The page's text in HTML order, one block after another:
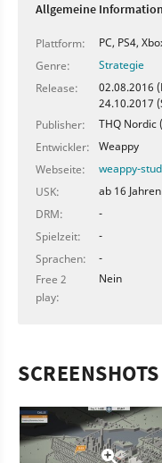
Allgemeine
Plattform:
PC, PS4,
Genre:
Strategie
Release:
02.08.2016
24.10.2017
Publisher:
THQ Nordic
Entwickler:
Weappy
Webseite:
weappy-
USK:
ab 16 Jahren
DRM:
-
Spielzeit:
-
Sprachen:
-
Free 2
play:
Nein
SCREENSHOTS